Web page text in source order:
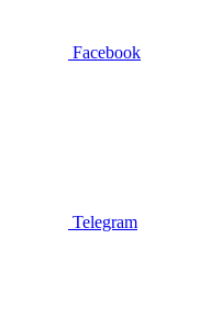
Facebook
Telegram